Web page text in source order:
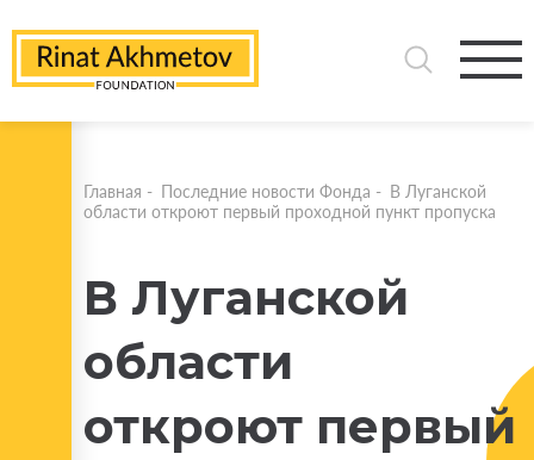
Главная - Последние новости Фонда - В Луганской
области откроют первый проходной пункт пропуска
В Луганской
области
откроют первый